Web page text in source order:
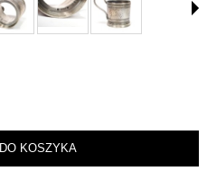
DO KOSZYKA